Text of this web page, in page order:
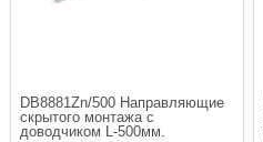
DB8881Zn/500 Направляющие
скрытого монтажа с
доводчиком L-500мм.